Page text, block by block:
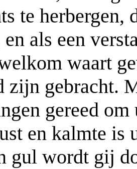
te
als een
waart
zijn gebracht.
gereed om
en kalmte is
gul wordt gij